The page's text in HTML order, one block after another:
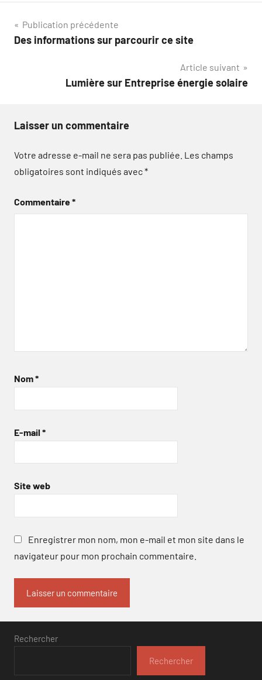
Navigation
de
Publication précédente
Des informations sur parcourir ce site
Article suivant
Lumière sur Entreprise énergie solaire
Laisser un commentaire
Votre adresse e-mail ne sera pas publiée. Les champs
obligatoires sont indiqués avec*
Commentaire*
Nom*
E-mail *
Site web
Enregistrer mon nom, mon e-mail et mon site dans le
navigateur pour mon prochain commentaire.
Rechercher
Rechercher